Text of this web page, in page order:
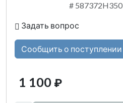
# 587372H350
Задать вопрос
Сообщить о поступлении
1 100 ₽